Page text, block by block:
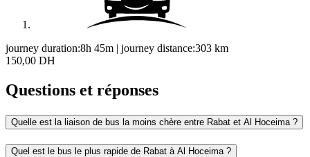
journey duration:8h 45m | journey distance:303 km
150,00 DH
Questions et réponses
Quelle est la liaison de bus la moins chère entre Rabat et Al Hoceima ?
Quel est le bus le plus rapide de Rabat à Al Hoceima ?